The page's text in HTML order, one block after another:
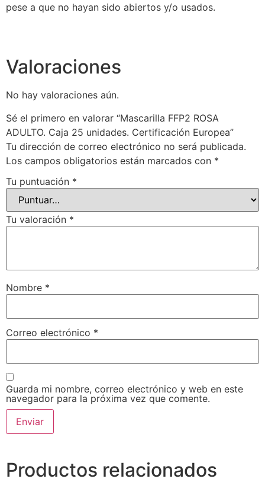
pese a que no hayan sido abiertos y/o usados.
Valoraciones
No hay valoraciones aún.
Sé el primero en valorar “Mascarilla FFP2 ROSA
ADULTO. Caja 25 unidades. Certificación Europea”
Tu dirección de correo electrónico no será publicada.
Los campos obligatorios están marcados con *
Tu puntuación *
Tu valoración *
Nombre *
Correo electrónico *
Guarda mi nombre, correo electrónico y web en este
navegador para la próxima vez que comente.
Productos relacionados